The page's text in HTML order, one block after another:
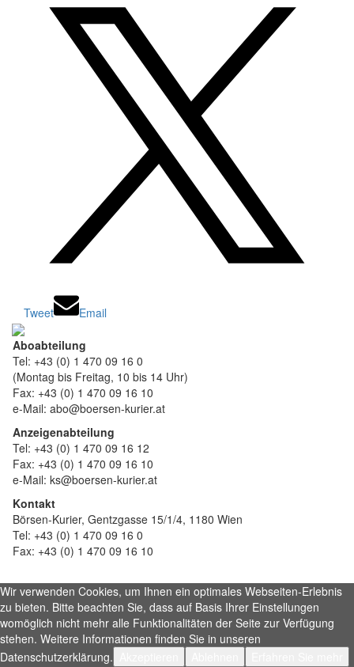
Tweet Email
Aboabteilung
Tel: +43 (0) 1 470 09 16 0
(Montag bis Freitag, 10 bis 14 Uhr)
Fax: +43 (0) 1 470 09 16 10
e-Mail: abo@boersen-kurier.at
Anzeigenabteilung
Tel: +43 (0) 1 470 09 16 12
Fax: +43 (0) 1 470 09 16 10
e-Mail: ks@boersen-kurier.at
Kontakt
Börsen-Kurier, Gentzgasse 15/1/4, 1180 Wien
Tel: +43 (0) 1 470 09 16 0
Fax: +43 (0) 1 470 09 16 10
Wir verwenden Cookies, um Ihnen ein optimales Webseiten-Erlebnis
zu bieten. Bitte beachten Sie, dass auf Basis Ihrer Einstellungen
womöglich nicht mehr alle Funktionalitäten der Seite zur Verfügung
stehen. Weitere Informationen finden Sie in unseren
Datenschutzerklärung.